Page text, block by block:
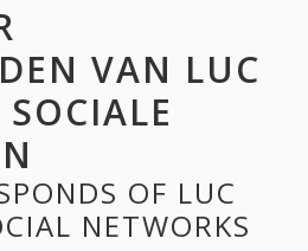
VAN LUC
OF LUC
NETWORKS